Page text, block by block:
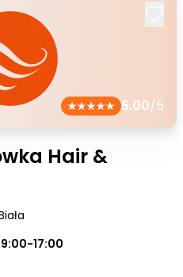
5.00/5
Hair &
17:00